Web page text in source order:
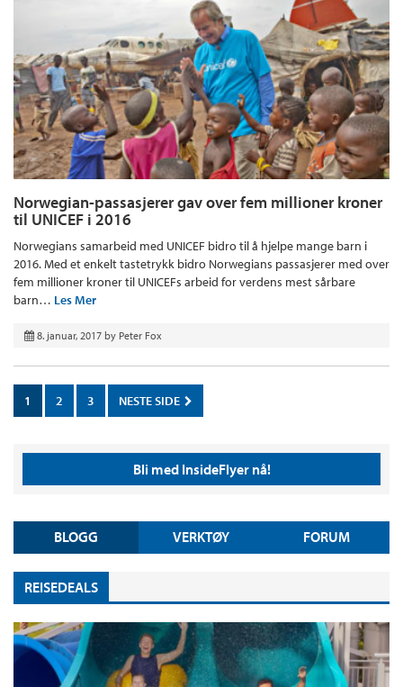
Norwegian-passasjerer gav over fem millioner kroner
til UNICEF i 2016
Norwegians samarbeid med UNICEF bidro til å hjelpe mange barn i
2016. Med et enkelt tastetrykk bidro Norwegians passasjerer med over
fem millioner kroner til UNICEFs arbeid for verdens mest sårbare
barn… Les Mer
8. januar, 2017 by Peter Fox
1 2 3 NESTE SIDE
Bli med InsideFlyer nå!
BLOGG VERKTØY FORUM
REISEDEALS